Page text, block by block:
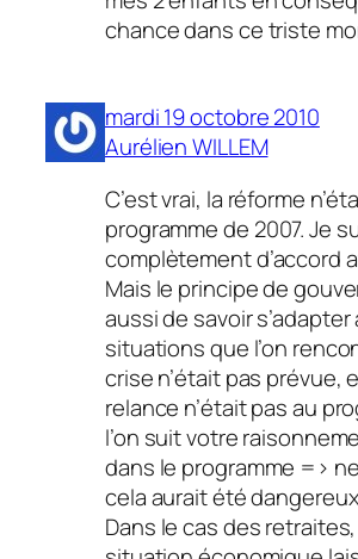
chance dans ce triste
mardi 19 octobre 2010
Aurélien WILLEM
C’est vrai, la réforme
programme de 2007. Je
complètement d’accord
Mais le principe de
aussi de savoir s’adapter
situations que l’on
crise n’était pas prévue,
relance n’était pas au
l’on suit votre
dans le programme =>
cela aurait été
Dans le cas des retraites,